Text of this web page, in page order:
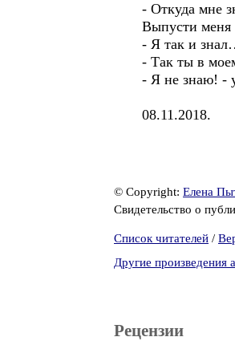
- Откуда мне
Выпусти
- Я так и
- Так ты в
- Я не знаю! -
08.11.2018.
© Copyright: Елена
Свидетельство о
Список читателей /
Другие произведения
Рецензии